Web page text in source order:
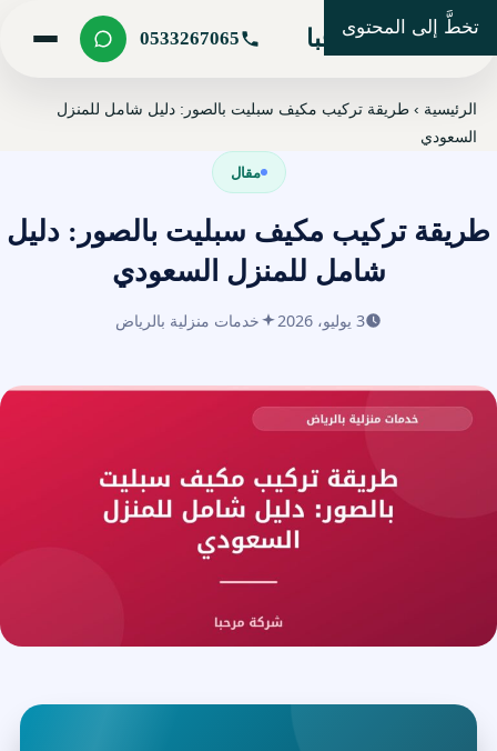
تخطَّ إلى المحتوى
شركة مرحبا 0533267065
الرئيسية ›طريقة تركيب مكيف سبليت بالصور: دليل شامل للمنزل
السعودي
مقال
طريقة تركيب مكيف سبليت بالصور: دليل
شامل للمنزل السعودي
3 يوليو، 2026 خدمات منزلية بالرياض